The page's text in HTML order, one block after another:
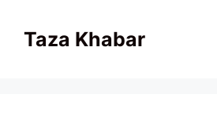
contentTaza Khabar